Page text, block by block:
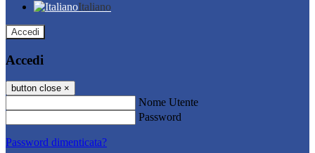
Italiano
Accedi
Accedi
button close ×
Nome Utente
Password
Password dimenticata?